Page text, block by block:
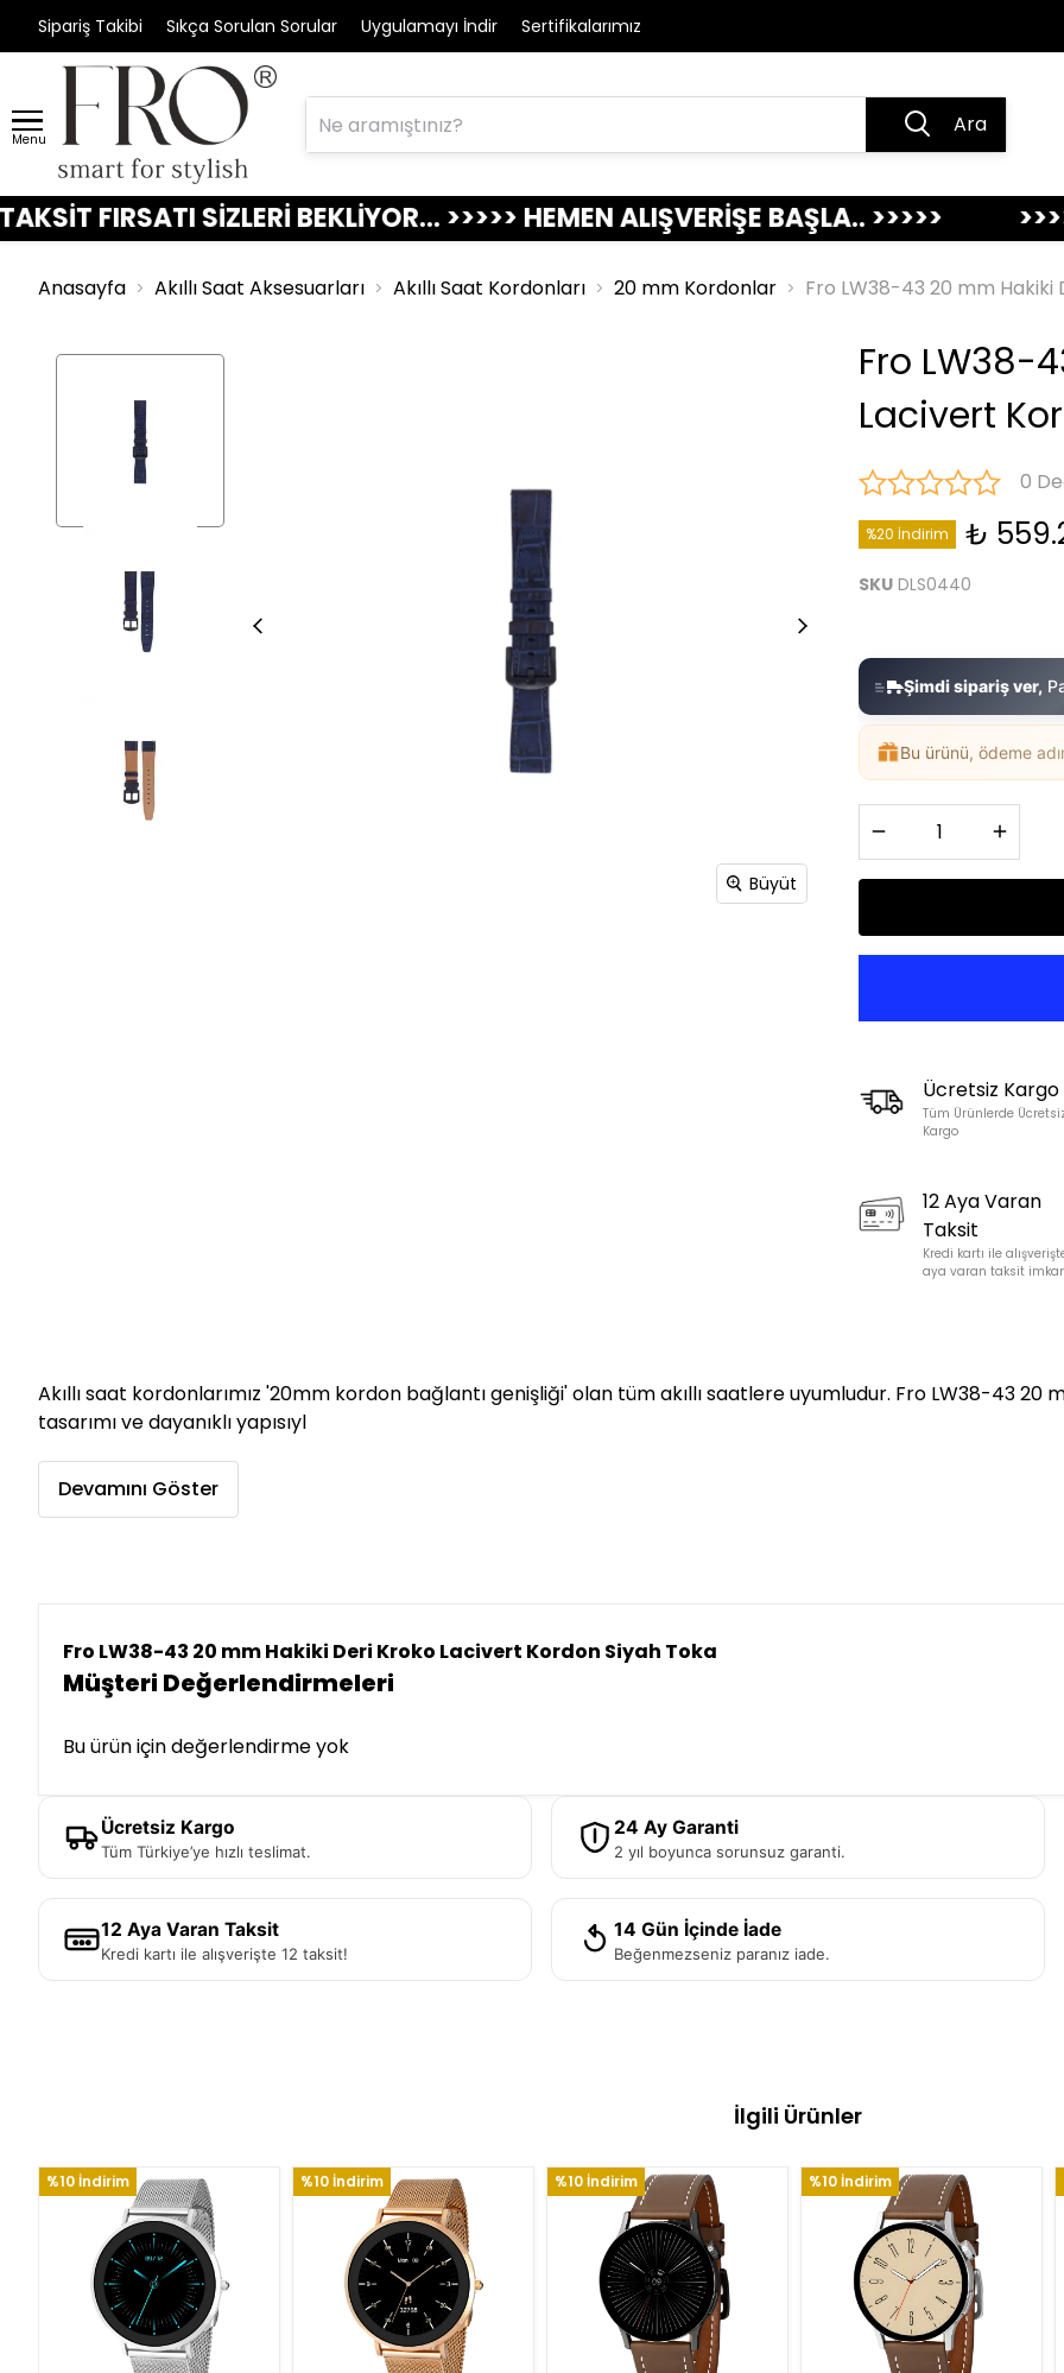
Sipariş Takibi Sıkça Sorulan Sorular Uygulamayı İndir Sertifikalarımız
Menu
Ara
SİZLERİ BEKLİYOR... >>>>> HEMEN ALIŞVERİŞE BAŞLA.. >>>>> >>>>>
Anasayfa Akıllı Saat Aksesuarları Akıllı Saat Kordonları 20 mm Kordonlar Fro LW38-43 20 mm
Büyüt
Fro LW38-
Lacivert
0
%20 İndirim ₺
SKU DLS0440
Şimdi sipariş ver,
Bu ürünü, ödeme
Ücretsiz Kargo
Tüm Ürünlerde
Kargo
12 Aya Varan
Taksit
Kredi kartı ile
aya varan taksit
Akıllı saat kordonlarımız '20mm kordon bağlantı genişliği' olan tüm akıllı saatlere uyumludur. Fro LW38-43
tasarımı ve dayanıklı yapısıyl
Devamını Göster
Fro LW38-43 20 mm Hakiki Deri Kroko Lacivert Kordon Siyah Toka
Müşteri Değerlendirmeleri
Bu ürün için değerlendirme yok
Ücretsiz Kargo
Tüm Türkiye’ye hızlı teslimat.
24 Ay Garanti
2 yıl boyunca sorunsuz garanti.
12 Aya Varan Taksit
Kredi kartı ile alışverişte 12 taksit!
14 Gün İçinde İade
Beğenmezseniz paranız iade.
İlgili Ürünler
%10 İndirim %10 İndirim %10 İndirim %10 İndirim